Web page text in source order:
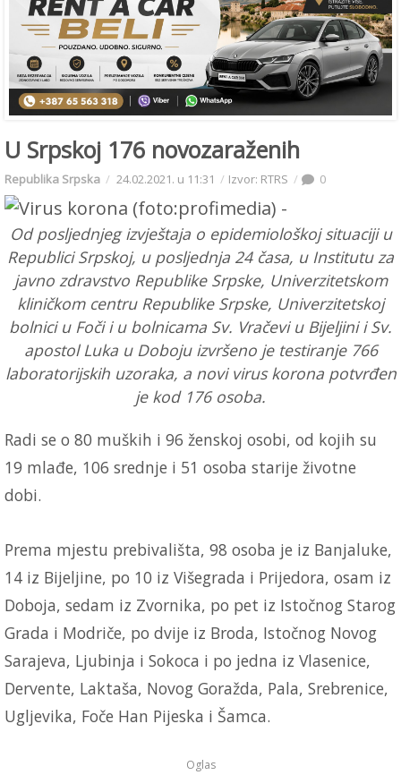
U Srpskoj 176 novozaraženih
Republika Srpska 24.02.2021. u 11:31 Izvor: RTRS 0
Od posljednjeg izvještaja o epidemiološkoj situaciji u
Republici Srpskoj, u posljednja 24 časa, u Institutu za
javno zdravstvo Republike Srpske, Univerzitetskom
kliničkom centru Republike Srpske, Univerzitetskoj
bolnici u Foči i u bolnicama Sv. Vračevi u Bijeljini i Sv.
apostol Luka u Doboju izvršeno je testiranje 766
laboratorijskih uzoraka, a novi virus korona potvrđen
je kod 176 osoba.
Radi se o 80 muških i 96 ženskoj osobi, od kojih su
19 mlađe, 106 srednje i 51 osoba starije životne
dobi.
Prema mjestu prebivališta, 98 osoba je iz Banjaluke,
14 iz Bijeljine, po 10 iz Višegrada i Prijedora, osam iz
Doboja, sedam iz Zvornika, po pet iz Istočnog Starog
Grada i Modriče, po dvije iz Broda, Istočnog Novog
Sarajeva, Ljubinja i Sokoca i po jedna iz Vlasenice,
Dervente, Laktaša, Novog Goražda, Pala, Srebrenice,
Ugljevika, Foče Han Pijeska i Šamca.
Oglas